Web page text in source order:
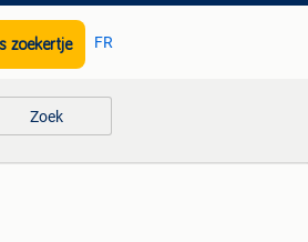
zoekertje FR
Zoek